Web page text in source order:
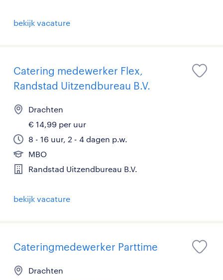
bekijk vacature
Catering medewerker Flex,
Randstad Uitzendbureau B.V.
Drachten
€ 14,99 per uur
8 - 16 uur, 2 - 4 dagen p.w.
MBO
Randstad Uitzendbureau B.V.
bekijk vacature
Cateringmedewerker Parttime
Drachten